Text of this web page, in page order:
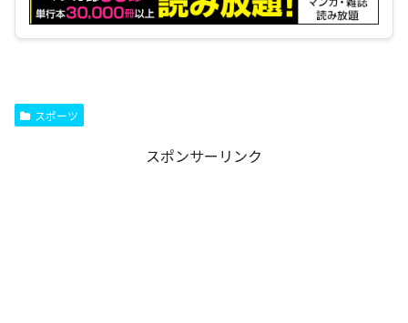
スポーツ
スポンサーリンク